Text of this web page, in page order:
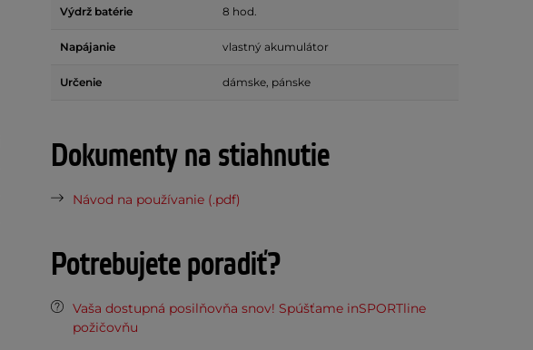
Výdrž batérie 8 hod.
Napájanie vlastný akumulátor
Určenie dámske, pánske
Dokumenty na stiahnutie
Návod na používanie (.pdf)
Potrebujete poradiť?
Vaša dostupná posilňovňa snov! Spúšťame inSPORTline
požičovňu